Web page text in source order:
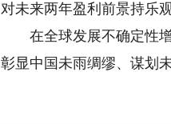
对未来两年盈利前景持乐
在全球发展不确定性增
彰显中国未雨绸缪、谋划